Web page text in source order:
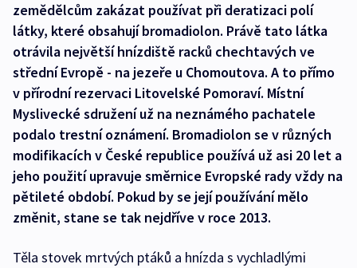
zemědělcům zakázat používat při deratizaci polí
látky, které obsahují bromadiolon. Právě tato látka
otrávila největší hnízdiště racků chechtavých ve
střední Evropě - na jezeře u Chomoutova. A to přímo
v přírodní rezervaci Litovelské Pomoraví. Místní
Myslivecké sdružení už na neznámého pachatele
podalo trestní oznámení. Bromadiolon se v různých
modifikacích v České republice používá už asi 20 let a
jeho použití upravuje směrnice Evropské rady vždy na
pětileté období. Pokud by se její používání mělo
změnit, stane se tak nejdříve v roce 2013.
Těla stovek mrtvých ptáků a hnízda s vychladlými